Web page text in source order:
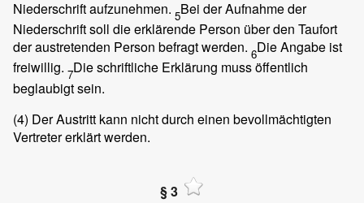
Niederschrift aufzunehmen. 5Bei der Aufnahme der
Niederschrift soll die erklärende Person über den Taufort
der austretenden Person befragt werden. 6Die Angabe ist
freiwillig. 7Die schriftliche Erklärung muss öffentlich
beglaubigt sein.
(4) Der Austritt kann nicht durch einen bevollmächtigten
Vertreter erklärt werden.
§ 3